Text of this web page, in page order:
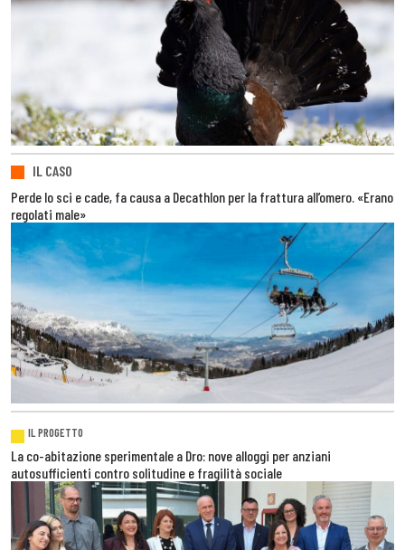
IL CASO
Perde lo sci e cade, fa causa a Decathlon per la frattura all’omero. «Erano
regolati male»
IL PROGETTO
La co-abitazione sperimentale a Dro: nove alloggi per anziani
autosufficienti contro solitudine e fragilità sociale